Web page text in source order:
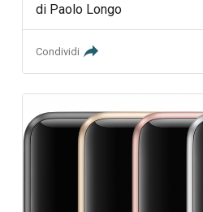
di Paolo Longo
Condividi